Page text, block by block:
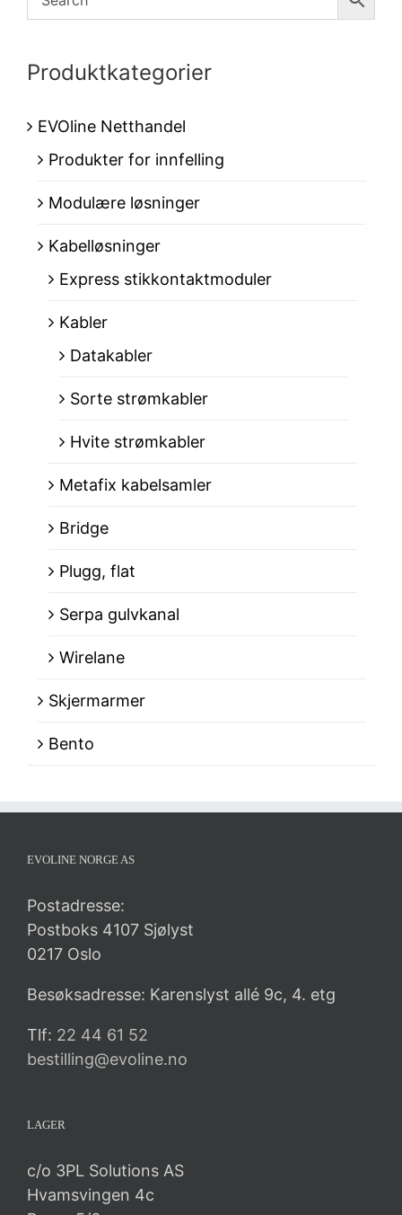
Produktkategorier
EVOline Netthandel
Produkter for innfelling
Modulære løsninger
Kabelløsninger
Express stikkontaktmoduler
Kabler
Datakabler
Sorte strømkabler
Hvite strømkabler
Metafix kabelsamler
Bridge
Plugg, flat
Serpa gulvkanal
Wirelane
Skjermarmer
Bento
EVOLINE NORGE AS
Postadresse:
Postboks 4107 Sjølyst
0217 Oslo
Besøksadresse: Karenslyst allé 9c, 4. etg
Tlf: 22 44 61 52
bestilling@evoline.no
LAGER
c/o 3PL Solutions AS
Hvamsvingen 4c